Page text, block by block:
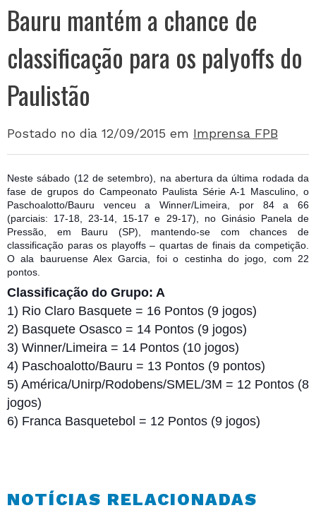
Bauru mantém a chance de
classificação para os palyoffs do
Paulistão
Postado no dia 12/09/2015 em Imprensa FPB
Neste sábado (12 de setembro), na abertura da última rodada da
fase de grupos do Campeonato Paulista Série A-1 Masculino, o
Paschoalotto/Bauru venceu a Winner/Limeira, por 84 a 66
(parciais: 17-18, 23-14, 15-17 e 29-17), no Ginásio Panela de
Pressão, em Bauru (SP), mantendo-se com chances de
classificação paras os playoffs – quartas de finais da competição.
O ala bauruense Alex Garcia, foi o cestinha do jogo, com 22
pontos.
Classificação do Grupo: A
1) Rio Claro Basquete = 16 Pontos (9 jogos)
2) Basquete Osasco = 14 Pontos (9 jogos)
3) Winner/Limeira = 14 Pontos (10 jogos)
4) Paschoalotto/Bauru = 13 Pontos (9 pontos)
5) América/Unirp/Rodobens/SMEL/3M = 12 Pontos (8
jogos)
6) Franca Basquetebol = 12 Pontos (9 jogos)
NOTÍCIAS RELACIONADAS